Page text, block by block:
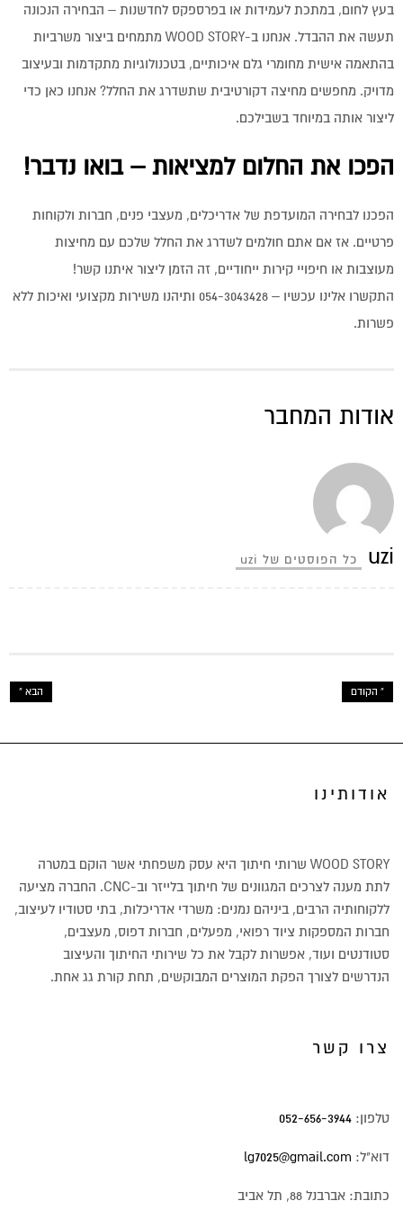
בעץ לחום, במתכת לעמידות או בפרספקס לחדשנות – הבחירה הנכונה
תעשה את ההבדל. אנחנו ב-WOOD STORY מתמחים ביצור משרביות
בהתאמה אישית מחומרי גלם איכותיים, בטכנולוגיות מתקדמות ובעיצוב
מדויק. מחפשים מחיצה דקורטיבית שתשדרג את החלל? אנחנו כאן כדי
ליצור אותה במיוחד בשבילכם.
הפכו את החלום למציאות – בואו נדבר!
הפכנו לבחירה המועדפת של אדריכלים, מעצבי פנים, חברות ולקוחות
פרטיים. אז אם אתם חולמים לשדרג את החלל שלכם עם מחיצות
מעוצבות או חיפויי קירות ייחודיים, זה הזמן ליצור איתנו קשר!
התקשרו אלינו עכשיו – 054-3043428 ותיהנו משירות מקצועי ואיכות ללא
פשרות.
אודות המחבר
uzi כל הפוסטים של uzi
« הקודם הבא »
אודותינו
WOOD STORY שרותי חיתוך היא עסק משפחתי אשר הוקם במטרה
לתת מענה לצרכים המגוונים של חיתוך בלייזר וב-CNC. החברה מציעה
ללקוחותיה הרבים, ביניהם נמנים: משרדי אדריכלות, בתי סטודיו לעיצוב,
חברות המספקות ציוד רפואי, מפעלים, חברות דפוס, מעצבים,
סטודנטים ועוד, אפשרות לקבל את כל שירותי החיתוך והעיצוב
הנדרשים לצורך הפקת המוצרים המבוקשים, תחת קורת גג אחת.
צרו קשר
טלפון: 052-656-3944
דוא"ל: lg7025@gmail.com
כתובת: אברבנל 88, תל אביב